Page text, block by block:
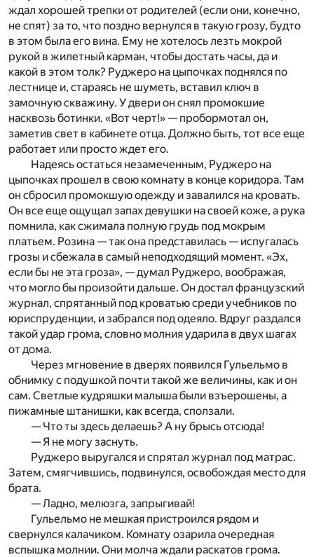
ждал хорошей трепки от родителей (если они, конечно,
не спят) за то, что поздно вернулся в такую грозу, будто
в этом была его вина. Ему не хотелось лезть мокрой
рукой в жилетный карман, чтобы достать часы, да и
какой в этом толк? Руджеро на цыпочках поднялся по
лестнице и, стараясь не шуметь, вставил ключ в
замочную скважину. У двери он снял промокшие
насквозь ботинки. «Вот черт!» — пробормотал он,
заметив свет в кабинете отца. Должно быть, тот все еще
работает или просто ждет его.
Надеясь остаться незамеченным, Руджеро на
цыпочках прошел в свою комнату в конце коридора. Там
он сбросил промокшую одежду и завалился на кровать.
Он все еще ощущал запах девушки на своей коже, а рука
помнила, как сжимала полную грудь под мокрым
платьем. Розина — так она представилась — испугалась
грозы и сбежала в самый неподходящий момент. «Эх,
если бы не эта гроза», — думал Руджеро, воображая,
что могло бы произойти дальше. Он достал французский
журнал, спрятанный под кроватью среди учебников по
юриспруденции, и забрался под одеяло. Вдруг раздался
такой удар грома, словно молния ударила в двух шагах
от дома.
Через мгновение в дверях появился Гульельмо в
обнимку с подушкой почти такой же величины, как и он
сам. Светлые кудряшки малыша были взъерошены, а
пижамные штанишки, как всегда, сползали.
— Что ты здесь делаешь? А ну брысь отсюда!
— Я не могу заснуть.
Руджеро выругался и спрятал журнал под матрас.
Затем, смягчившись, подвинулся, освобождая место для
брата.
— Ладно, мелюзга, запрыгивай!
Гульельмо не мешкая пристроился рядом и
свернулся калачиком. Комнату озарила очередная
вспышка молнии. Они молча ждали раскатов грома.